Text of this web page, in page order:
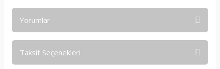
Yorumlar
Taksit Seçenekleri